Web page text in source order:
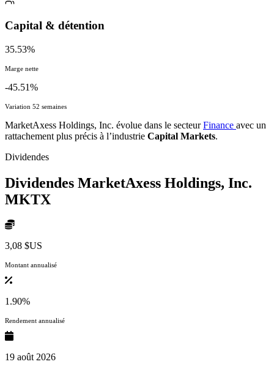
Capital & détention
35.53%
Marge nette
-45.51%
Variation 52 semaines
MarketAxess Holdings, Inc. évolue dans le secteurFinance avec un
rattachement plus précis à l’industrie Capital Markets.
Dividendes
Dividendes MarketAxess Holdings, Inc.
MKTX
3,08 $US
Montant annualisé
1.90%
Rendement annualisé
19 août 2026